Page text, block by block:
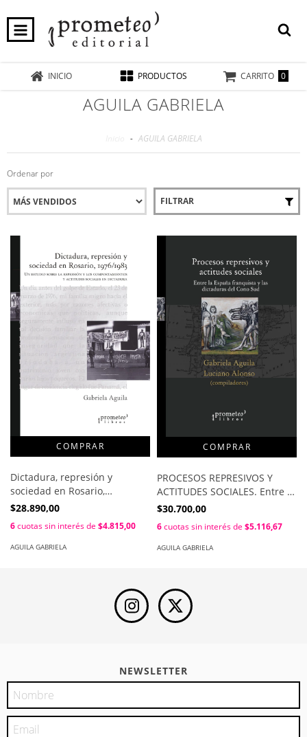
INICIO PRODUCTOS CARRITO 0
AGUILA GABRIELA
- AGUILA GABRIELA
Ordenar por
FILTRAR
Dictadura, represión y
sociedad en Rosario,
1976/1983. Un estudio sobre
comportamientos y actitudes
sociales en dictadura / Aguila,
$28.890,00
6cuotas sin interés de $4.815,00
AGUILA GABRIELA
PROCESOS REPRESIVOS Y
ACTITUDES SOCIALES. Entre la
España franquista y las
/ ALONSO, LUCIANO
$30.700,00
6cuotas sin interés de $5.116,67
AGUILA GABRIELA
NEWSLETTER